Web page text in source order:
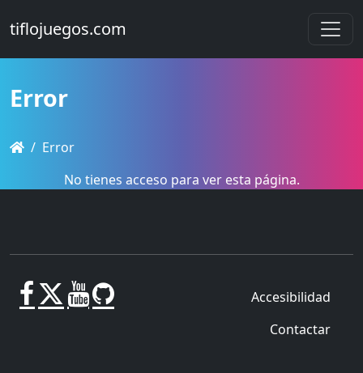
tiflojuegos.com
Error
Error
No tienes acceso para ver esta página.
Accesibilidad
Contactar